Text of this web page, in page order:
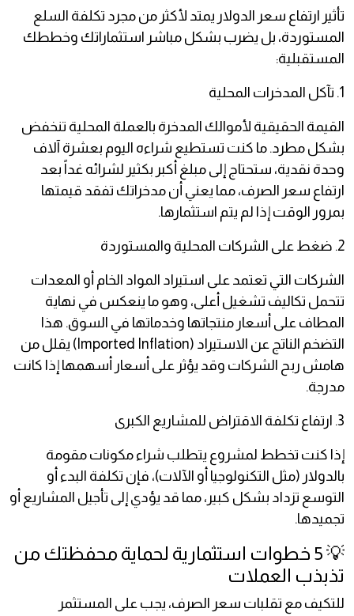
تأثير ارتفاع سعر الدولار يمتد لأكثر من مجرد تكلفة السلع
المستوردة، بل يضرب بشكل مباشر استثماراتك وخططك
المستقبلية:
1. تآكل المدخرات المحلية
القيمة الحقيقية لأموالك المدخرة بالعملة المحلية تنخفض
بشكل مطرد. ما كنت تستطيع شراءه اليوم بعشرة آلاف
وحدة نقدية، ستحتاج إلى مبلغ أكبر بكثير لشرائه غداً بعد
ارتفاع سعر الصرف، مما يعني أن مدخراتك تفقد قيمتها
بمرور الوقت إذا لم يتم استثمارها.
2. ضغط على الشركات المحلية والمستوردة
الشركات التي تعتمد على استيراد المواد الخام أو المعدات
تتحمل تكاليف تشغيل أعلى، وهو ما ينعكس في نهاية
المطاف على أسعار منتجاتها وخدماتها في السوق. هذا
التضخم الناتج عن الاستيراد (Imported Inflation) يقلل من
هامش ربح الشركات وقد يؤثر على أسعار أسهمها إذا كانت
مدرجة.
3. ارتفاع تكلفة الاقتراض للمشاريع الكبرى
إذا كنت تخطط لمشروع يتطلب شراء مكونات مقومة
بالدولار (مثل التكنولوجيا أو الآلات)، فإن تكلفة البدء أو
التوسع تزداد بشكل كبير، مما قد يؤدي إلى تأجيل المشاريع أو
تجميدها.
💡 5 خطوات استثمارية لحماية محفظتك من
تذبذب العملات
للتكيف مع تقلبات سعر الصرف، يجب على المستثمر